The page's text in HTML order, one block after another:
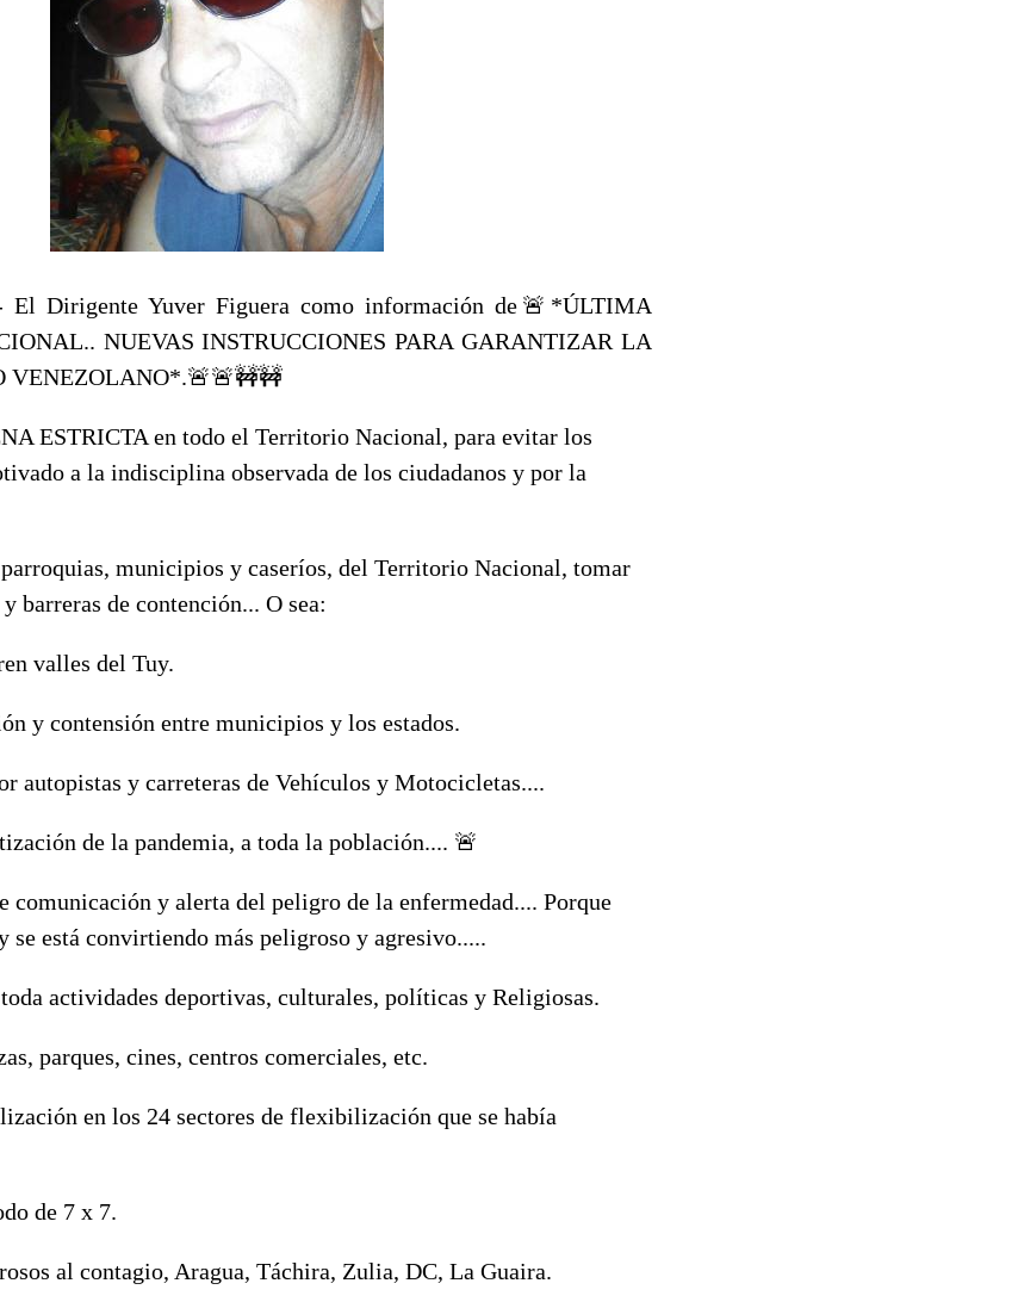
El Dirigente Yuver Figuera como información de🚨*ÚLTIMA
NUEVAS INSTRUCCIONES PARA GARANTIZAR LA
VENEZOLANO*.🚨🚨🚧🚧
ESTRICTA en todo el Territorio Nacional, para evitar los
a la indisciplina observada de los ciudadanos y por la
municipios y caseríos, del Territorio Nacional, tomar
barreras de contención... O sea:
valles del Tuy.
y contensión entre municipios y los estados.
autopistas y carreteras de Vehículos y Motocicletas....
de la pandemia, a toda la población.... 🚨
comunicación y alerta del peligro de la enfermedad.... Porque
se está convirtiendo más peligroso y agresivo.....
actividades deportivas, culturales, políticas y Religiosas.
parques, cines, centros comerciales, etc.
en los 24 sectores de flexibilización que se había
de 7 x 7.
al contagio, Aragua, Táchira, Zulia, DC, La Guaira.